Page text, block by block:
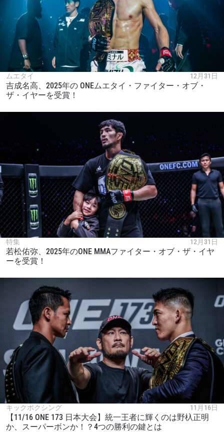
ムエタイ 12月31日
吉成名高、2025年の ONEムエタイ・ファイター・オブ・
ザ・イヤーを受賞！
特集 12月31日
若松佑弥、2025年のONE MMAファイター・オブ・ザ・イヤ
ーを受賞！
キックボクシング 11月16日
【11/16 ONE 173 日本大会】統一王者に輝くのは野杁正明
か、スーパーボンか！？4つの勝利の鍵とは